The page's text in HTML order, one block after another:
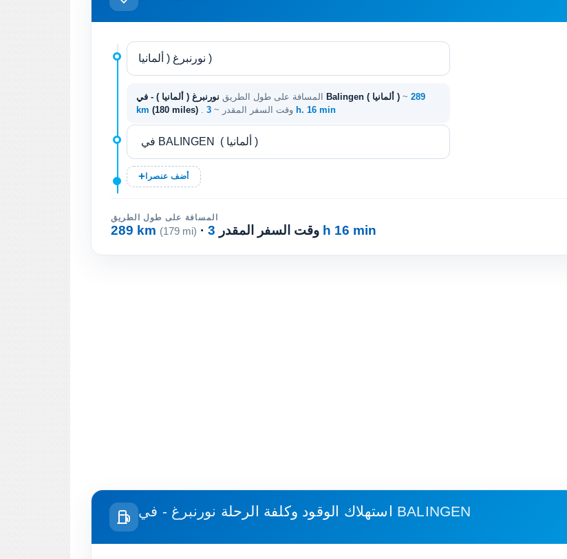
المسافة على طول الطريق نورنبرغ ( ألمانيا ) - في Balingen ( ألمانيا ) ~ 289
km (180 miles) . وقت السفر المقدر ~ 3 h. 16 min
أضف عنصرا
المسافة على طول الطريق
289 km (179 mi) · وقت السفر المقدر 3 h 16 min
استهلاك الوقود وكلفة الرحلة نورنبرغ - في BALINGEN